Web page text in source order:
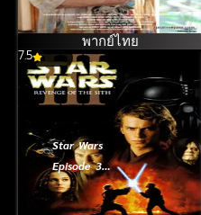
วันหวนคืน
พากย์ไทย
7.5
Star Wars
Episode 3
Revenge of the
Sith (2005) ซิธ